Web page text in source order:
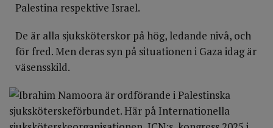
Palestina respektive Israel.
De är alla sjuksköterskor på hög, ledande nivå, och
för fred. Men deras syn på situationen i Gaza idag är
väsensskild.